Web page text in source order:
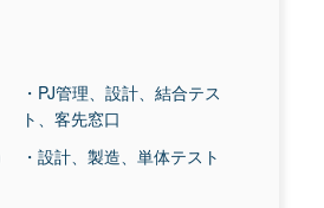
・PJ管理、設計、結合テス
ト、客先窓口
・設計、製造、単体テスト